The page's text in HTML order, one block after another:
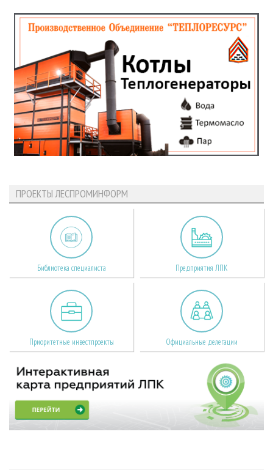
ПРОЕКТЫ ЛЕСПРОМИНФОРМ
Библиотека специалиста Предприятия ЛПК
Приоритетные инвестпроекты Официальные делегации